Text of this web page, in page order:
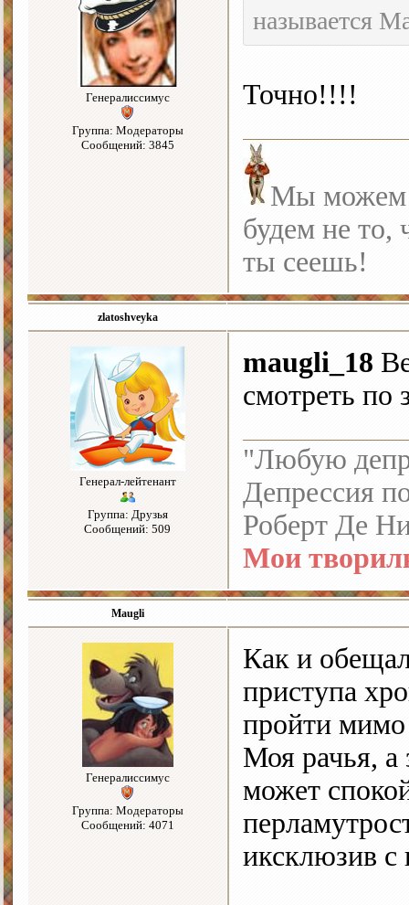
Генералиссимус
Группа: Модераторы
Сообщений: 3845
называется
Точно!!!!
Мы можем
будем не то,
ты сеешь!
zlatoshveyka
Генерал-лейтенант
Группа: Друзья
Сообщений: 509
maugli_18
смотреть
"Любую
Депрессия
Роберт Де
Мои
Maugli
Генералиссимус
Группа: Модераторы
Сообщений: 4071
Как и
приступа
пройти
Моя рачья, а
может
иксклюзив с